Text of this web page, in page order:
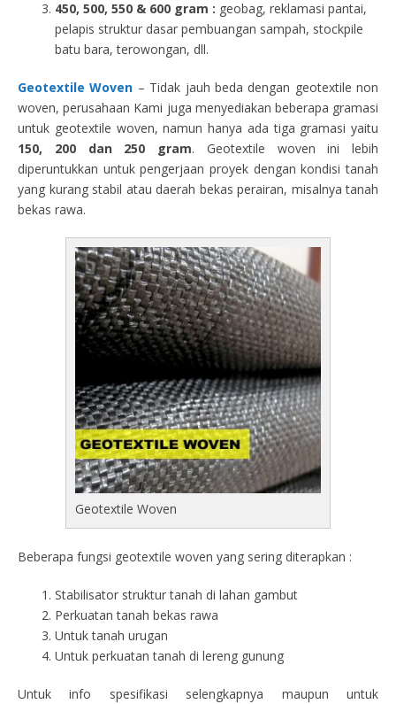
450, 500, 550 & 600 gram : geobag, reklamasi pantai,
pelapis struktur dasar pembuangan sampah, stockpile
batu bara, terowongan, dll.
Geotextile Woven – Tidak jauh beda dengan geotextile non
woven, perusahaan Kami juga menyediakan beberapa gramasi
untuk geotextile woven, namun hanya ada tiga gramasi yaitu
150, 200 dan 250 gram. Geotextile woven ini lebih
diperuntukkan untuk pengerjaan proyek dengan kondisi tanah
yang kurang stabil atau daerah bekas perairan, misalnya tanah
bekas rawa.
Geotextile Woven
Beberapa fungsi geotextile woven yang sering diterapkan :
Stabilisator struktur tanah di lahan gambut
Perkuatan tanah bekas rawa
Untuk tanah urugan
Untuk perkuatan tanah di lereng gunung
Untuk info spesifikasi selengkapnya maupun untuk